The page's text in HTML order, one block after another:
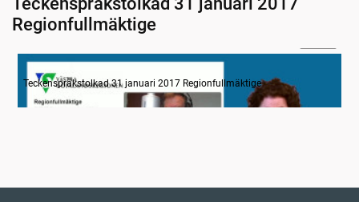
Regionfullmäktige
Information om dagens ärenden
Teckenspråkstolkad 31 januari 2017 Regionfullmäktige